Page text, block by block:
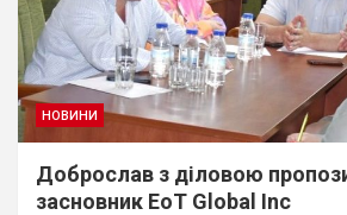
НОВИНИ
Доброслав з діловою
засновник EoT Global Inc